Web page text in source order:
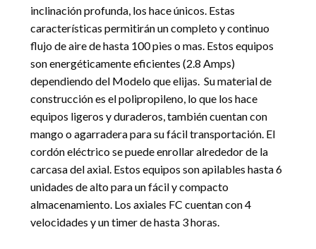
inclinación profunda, los hace únicos. Estas
características permitirán un completo y continuo
flujo de aire de hasta 100 pies o mas. Estos equipos
son energéticamente eficientes (2.8 Amps)
dependiendo del Modelo que elijas. Su material de
construcción es el polipropileno, lo que los hace
equipos ligeros y duraderos, también cuentan con
mango o agarradera para su fácil transportación. El
cordón eléctrico se puede enrollar alrededor de la
carcasa del axial. Estos equipos son apilables hasta 6
unidades de alto para un fácil y compacto
almacenamiento. Los axiales FC cuentan con 4
velocidades y un timer de hasta 3 horas.